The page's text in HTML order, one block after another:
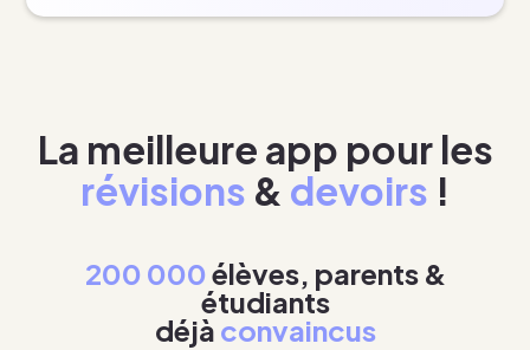
La meilleure app pour les
révisions & devoirs !
200 000élèves, parents &
étudiants
déjà convaincus